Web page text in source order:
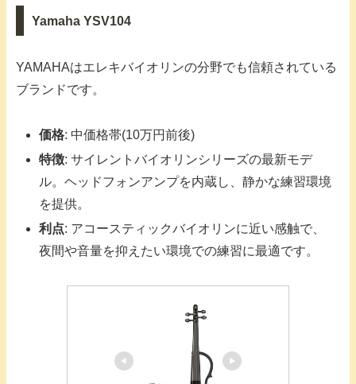
Yamaha YSV104
YAMAHAはエレキバイオリンの分野でも信頼されている
ブランドです。
価格: 中価格帯(10万円前後)
特徴: サイレントバイオリンシリーズの最新モデ
ル。ヘッドフォンアンプを内蔵し、静かな練習環境
を提供。
利点: アコースティックバイオリンに近い感触で、
夜間や音量を抑えたい環境での練習に最適です。